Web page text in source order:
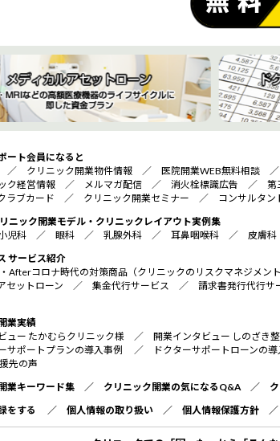
ート会員になると
／ クリニック開業物件情報 ／ 医院開業WEB無料相談
ク経営情報 ／ メルマガ配信 ／ 消火栓標識広告 ／ 第
ラブカード ／ クリニック開業セミナー ／ コンサルタン
ニック開業モデル・クリニックレイアウト実例集
児科 ／ 眼科 ／ 乳腺外科 ／ 耳鼻咽喉科 ／ 皮膚科
サービス紹介
Afterコロナ時代の対策商品（クリニックのリスクマネジメント
セットローン ／ 集金代行サービス ／ 請求書発行代行サ
業実績
ュー たかむらクリニック様 ／ 開業インタビュー しのざき
サポートプランの導入事例 ／ ドクターサポートローンの導
先の声
業キーワード集 ／ クリニック開業の気になるQ&A ／
をする
／ 個人情報の取り扱い ／ 個人情報保護方針